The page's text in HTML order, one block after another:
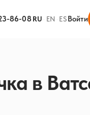
86-08 RU · EN · ESВойти
в